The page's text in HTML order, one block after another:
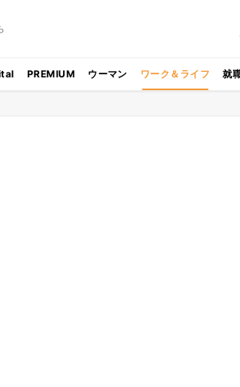
PREMIUM ウーマン ワーク＆ライフ 就